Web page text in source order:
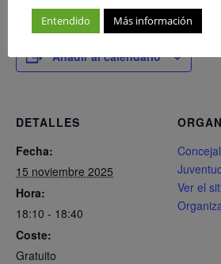
Añadir al calendario
DETALLES
Fecha:
15 noviembre 2025
Hora:
18:10 - 18:40
Coste:
Gratuito
Ver el
Entendido Más información